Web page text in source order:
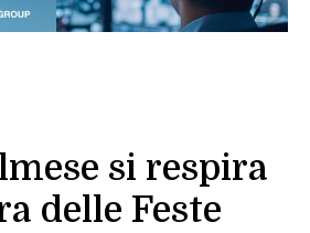
si respira
delle Feste